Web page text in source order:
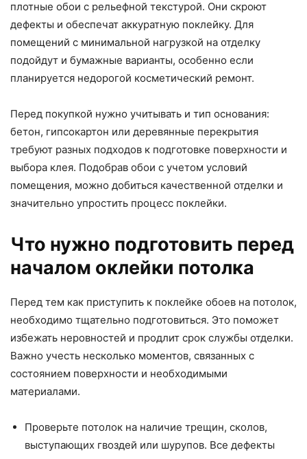
плотные обои с рельефной текстурой. Они скроют
дефекты и обеспечат аккуратную поклейку. Для
помещений с минимальной нагрузкой на отделку
подойдут и бумажные варианты, особенно если
планируется недорогой косметический ремонт.
Перед покупкой нужно учитывать и тип основания:
бетон, гипсокартон или деревянные перекрытия
требуют разных подходов к подготовке поверхности и
выбора клея. Подобрав обои с учетом условий
помещения, можно добиться качественной отделки и
значительно упростить процесс поклейки.
Что нужно подготовить перед
началом оклейки потолка
Перед тем как приступить к поклейке обоев на потолок,
необходимо тщательно подготовиться. Это поможет
избежать неровностей и продлит срок службы отделки.
Важно учесть несколько моментов, связанных с
состоянием поверхности и необходимыми
материалами.
Проверьте потолок на наличие трещин, сколов,
выступающих гвоздей или шурупов. Все дефекты